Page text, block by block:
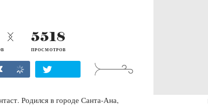
5518
ПРОСМОТРОВ
Родился в городе Санта-Ана,